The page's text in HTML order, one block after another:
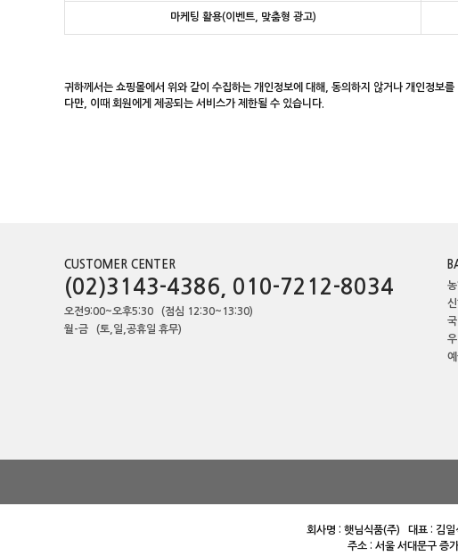
마케팅 활용(이벤트, 맞춤형 광고)
귀하께서는 쇼핑몰에서 위와 같이 수집하는 개인정보에 대해, 동의하지 않거나 개인정보
다만, 이때 회원에게 제공되는 서비스가 제한될 수 있습니다.
CUSTOMER CENTER
(02)3143-4386, 010-7212-8034
오전9:00~오후5:30 (점심 12:30~13:30)
월-금 (토,일,공휴일 휴무)
회사명 : 햇님식품(주) 대표 : 김
주소 : 서울 서대문구